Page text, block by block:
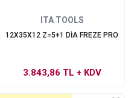
ITA TOOLS
12X35X12 Z=5+1 DİA FREZE PRO
3.843,86 TL + KDV